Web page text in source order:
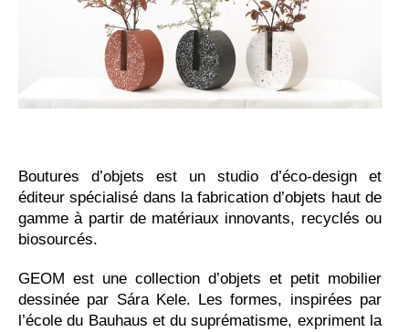
Boutures d’objets est un studio d’éco-design et
éditeur spécialisé dans la fabrication d’objets haut de
gamme à partir de matériaux innovants, recyclés ou
biosourcés.
GEOM est une collection d’objets et petit mobilier
dessinée par SáraKele. Les formes, inspirées par
l’école du Bauhaus et du suprématisme, expriment la